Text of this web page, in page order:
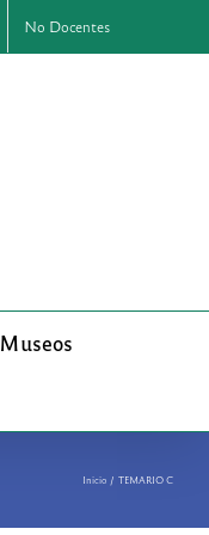
No Docentes
Museos
Inicio TEMARIO C